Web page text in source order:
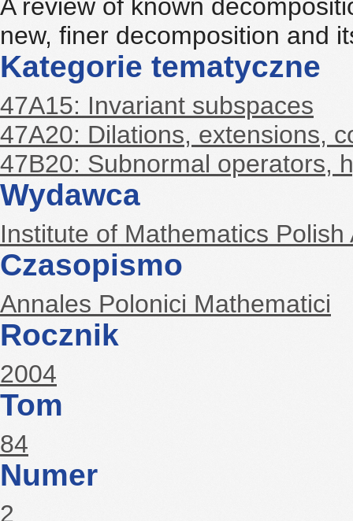
A review of known
new, finer decomposition and
Kategorie tematyczne
47A15: Invariant subspaces
47A20: Dilations, extensions,
47B20: Subnormal operators,
Wydawca
Institute of Mathematics
Czasopismo
Annales Polonici Mathematici
Rocznik
2004
Tom
84
Numer
2